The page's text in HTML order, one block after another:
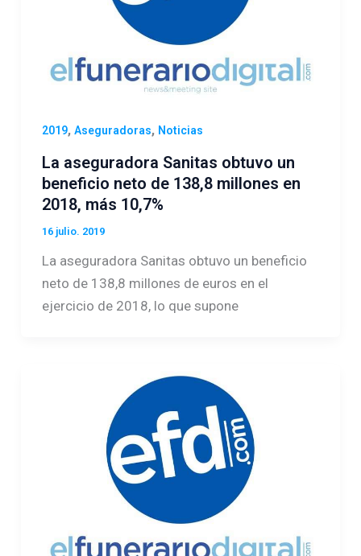
2019, Aseguradoras, Noticias
La aseguradora Sanitas obtuvo un
beneficio neto de 138,8 millones en
2018, más 10,7%
16 julio. 2019
La aseguradora Sanitas obtuvo un beneficio
neto de 138,8 millones de euros en el
ejercicio de 2018, lo que supone